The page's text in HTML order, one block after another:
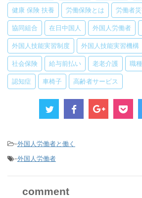
健康 保険 扶養 労働保険とは 労働者
協同組合 在日中国人 外国人労働者
外国人技能実習制度 外国人技能実習機構
社会保険 給与前払い 老老介護 職種
認知症 車椅子 高齢者サービス
-外国人労働者と働く
-外国人労働者
comment